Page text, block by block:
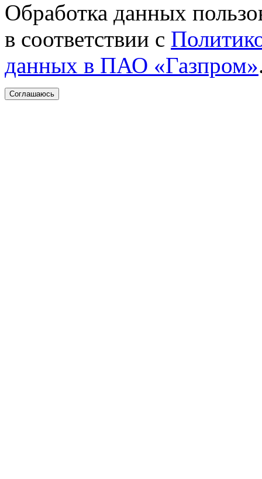
Обработка данных
в соответствии с
данных в ПАО «Газпром»
Соглашаюсь